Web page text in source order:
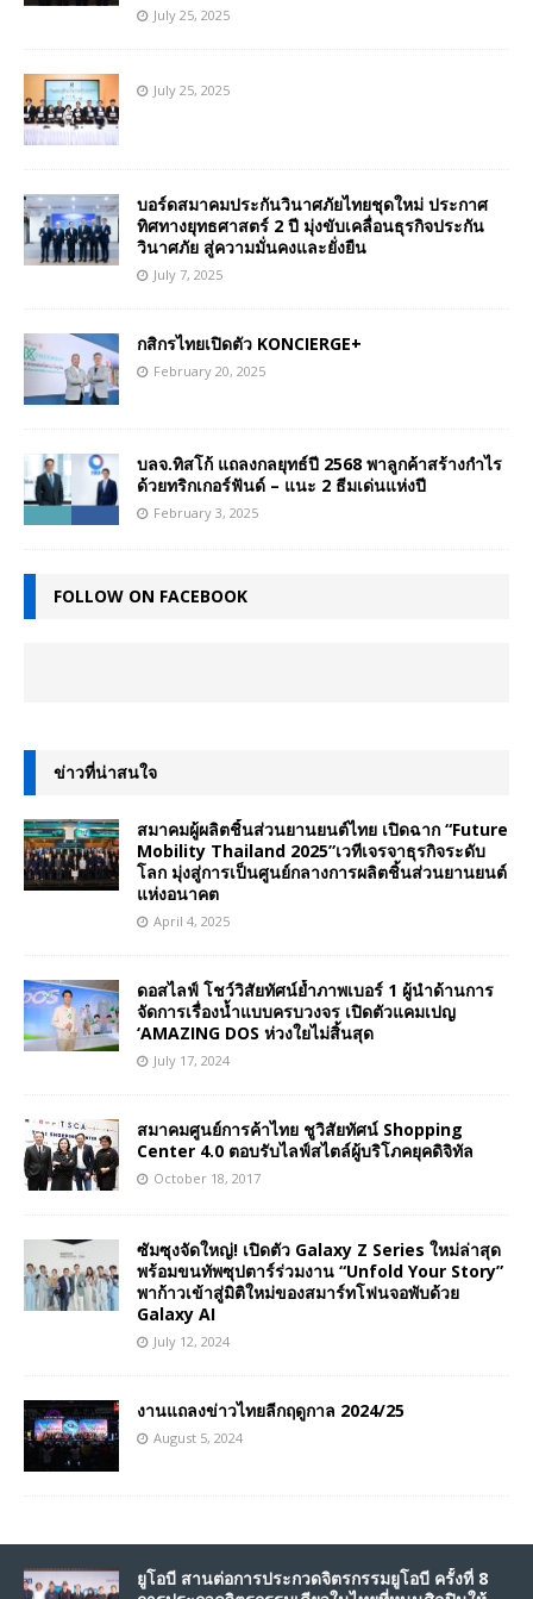
July 25, 2025
July 25, 2025
บอร์ดสมาคมประกันวินาศภัยไทยชุดใหม่ ประกาศ
ทิศทางยุทธศาสตร์ 2 ปี มุ่งขับเคลื่อนธุรกิจประกัน
วินาศภัย สู่ความมั่นคงและยั่งยืน
July 7, 2025
กสิกรไทยเปิดตัว KONCIERGE+
February 20, 2025
บลจ.ทิสโก้ แถลงกลยุทธ์ปี 2568 พาลูกค้าสร้างกำไร
ด้วยทริกเกอร์ฟันด์ – แนะ 2 ธีมเด่นแห่งปี
February 3, 2025
FOLLOW ON FACEBOOK
ข่าวที่น่าสนใจ
สมาคมผู้ผลิตชิ้นส่วนยานยนต์ไทย เปิดฉาก “Future
Mobility Thailand 2025”เวทีเจรจาธุรกิจระดับ
โลก มุ่งสู่การเป็นศูนย์กลางการผลิตชิ้นส่วนยานยนต์
แห่งอนาคต
April 4, 2025
ดอสไลฟ์ โชว์วิสัยทัศน์ย้ำภาพเบอร์ 1 ผู้นำด้านการ
จัดการเรื่องน้ำแบบครบวงจร เปิดตัวแคมเปญ
‘AMAZING DOS ห่วงใยไม่สิ้นสุด
July 17, 2024
สมาคมศูนย์การค้าไทย ชูวิสัยทัศน์ Shopping
Center 4.0 ตอบรับไลฟ์สไตล์ผู้บริโภคยุคดิจิทัล
October 18, 2017
ซัมซุงจัดใหญ่! เปิดตัว Galaxy Z Series ใหม่ล่าสุด
พร้อมขนทัพซุปตาร์ร่วมงาน “Unfold Your Story”
พาก้าวเข้าสู่มิติใหม่ของสมาร์ทโฟนจอพับด้วย
Galaxy AI
July 12, 2024
งานแถลงข่าวไทยลีกฤดูกาล 2024/25
August 5, 2024
ยูโอบี สานต่อการประกวดจิตรกรรมยูโอบี ครั้งที่ 8